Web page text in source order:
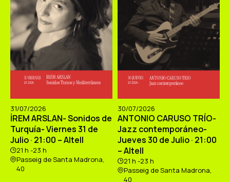
31/07/2026
İREM ARSLAN- Sonidos de
Turquía- Viernes 31 de
Julio · 21:00 – Altell
21 h -23 h
Passeig de Santa Madrona,
40
30/07/2026
ANTONIO CARUSO TRÍO-
Jazz contemporáneo-
Jueves 30 de Julio · 21:00
– Altell
21 h -23 h
Passeig de Santa Madrona,
40